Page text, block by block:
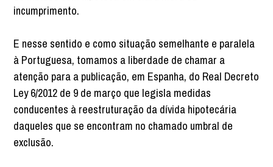
incumprimento.
E nesse sentido e como situação semelhante e paralela
à Portuguesa, tomamos a liberdade de chamar a
atenção para a publicação, em Espanha, do Real Decreto
Ley 6/2012 de 9 de março que legisla medidas
conducentes à reestruturação da dívida hipotecária
daqueles que se encontram no chamado umbral de
exclusão.